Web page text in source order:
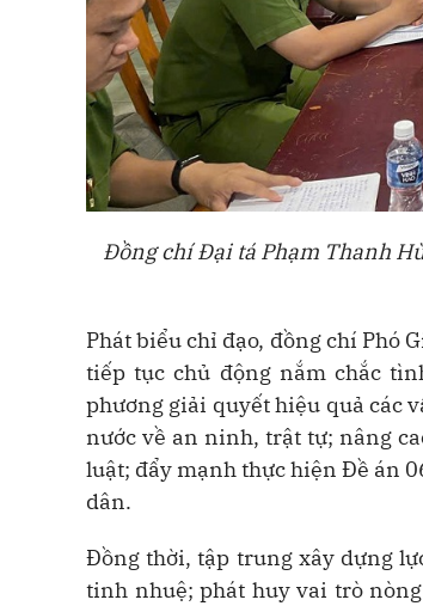
Đồng chí Đại tá Phạm Thanh
Phát biểu chỉ đạo, đồng chí Phó
tiếp tục chủ động nắm chắc
phương giải quyết hiệu quả các
nước về an ninh, trật tự; nâng
luật; đẩy mạnh thực hiện Đề án
dân.
Đồng thời, tập trung xây dựng
tinh nhuệ; phát huy vai trò